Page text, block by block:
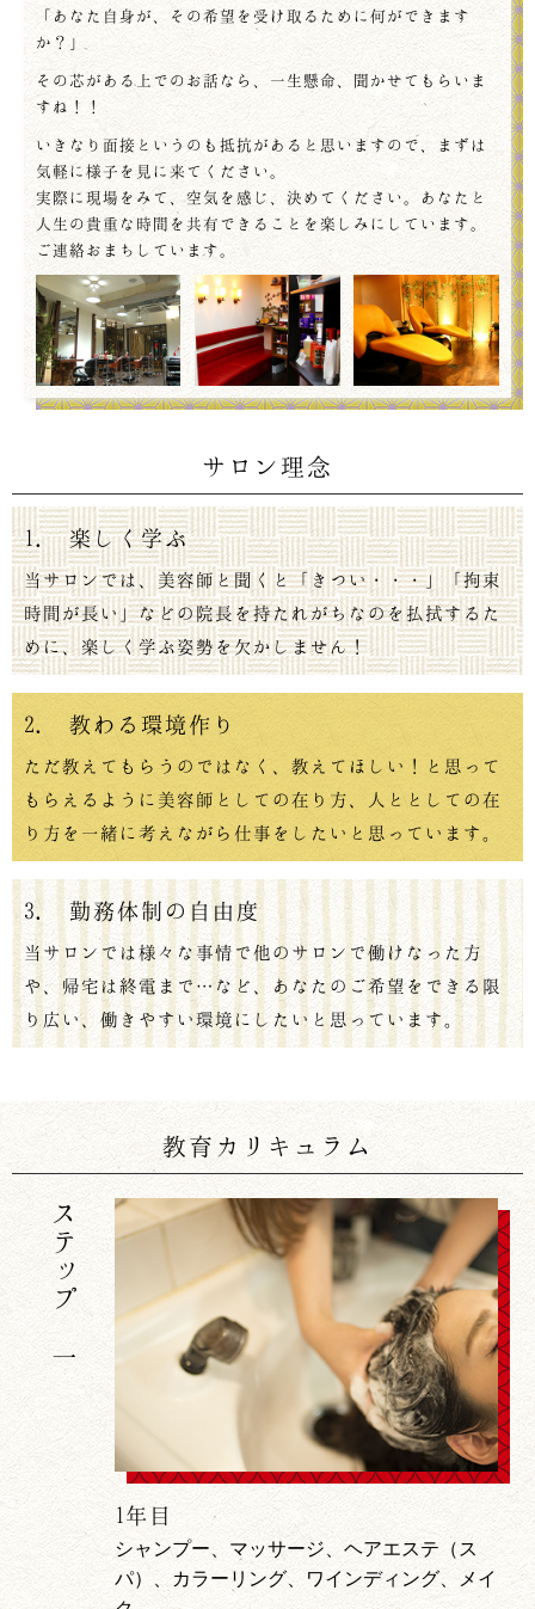
「あなた自身が、その希望を受け取るために何ができます
か？」
その芯がある上でのお話なら、一生懸命、聞かせてもらいま
すね！！
いきなり面接というのも抵抗があると思いますので、まずは
気軽に様子を見に来てください。
実際に現場をみて、空気を感じ、決めてください。あなたと
人生の貴重な時間を共有できることを楽しみにしています。
ご連絡おまちしています。
サロン理念
1. 楽しく学ぶ
当サロンでは、美容師と聞くと「きつい・・・」「拘束
時間が長い」などの院長を持たれがちなのを払拭するた
めに、楽しく学ぶ姿勢を欠かしません！
2. 教わる環境作り
ただ教えてもらうのではなく、教えてほしい！と思って
もらえるように美容師としての在り方、人ととしての在
り方を一緒に考えながら仕事をしたいと思っています。
3. 勤務体制の自由度
当サロンでは様々な事情で他のサロンで働けなった方
や、帰宅は終電まで…など、あなたのご希望をできる限
り広い、働きやすい環境にしたいと思っています。
教育カリキュラム
ステップ 一
1年目
シャンプー、マッサージ、ヘアエステ（ス
パ）、カラーリング、ワインディング、メイ